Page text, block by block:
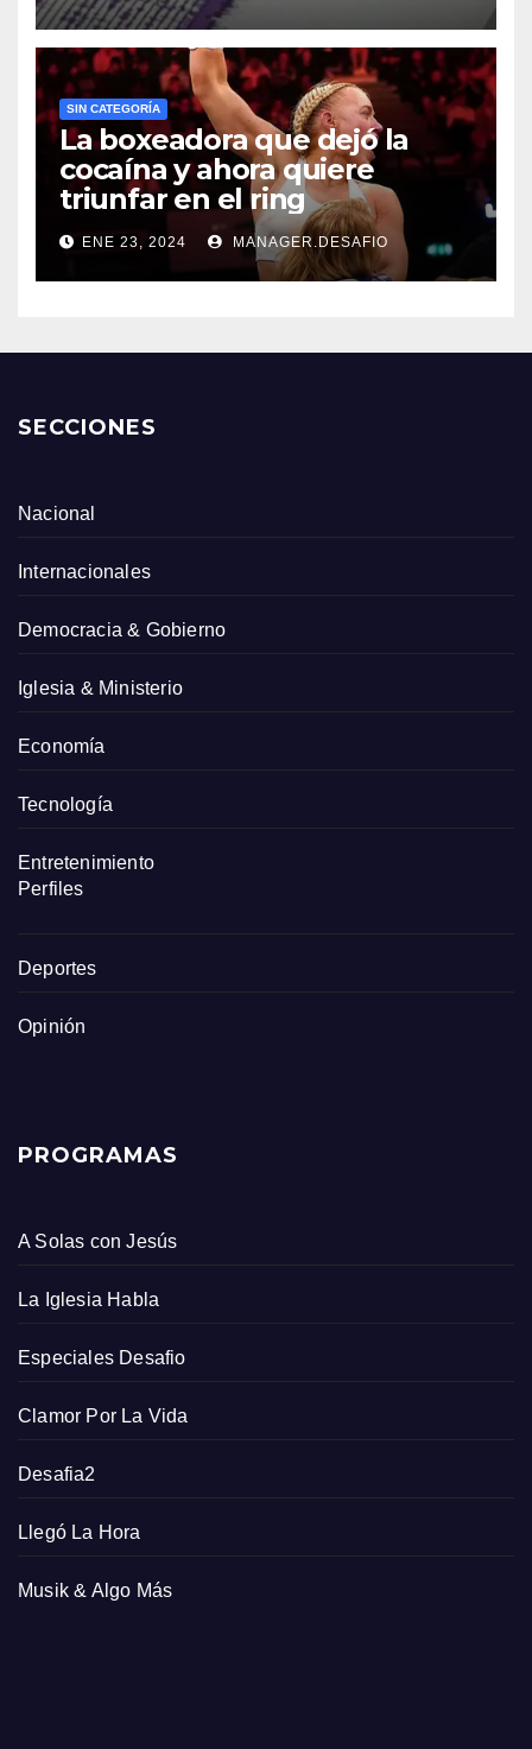
SIN CATEGORÍA
La boxeadora que dejó la
cocaína y ahora quiere
triunfar en el ring​
ENE 23, 2024 MANAGER.DESAFIO
SECCIONES
Nacional
Internacionales
Democracia & Gobierno
Iglesia & Ministerio
Economía
Tecnología
Entretenimiento
Perfiles
Deportes
Opinión
PROGRAMAS
A Solas con Jesús
La Iglesia Habla
Especiales Desafio
Clamor Por La Vida
Desafia2
Llegó La Hora
Musik & Algo Más